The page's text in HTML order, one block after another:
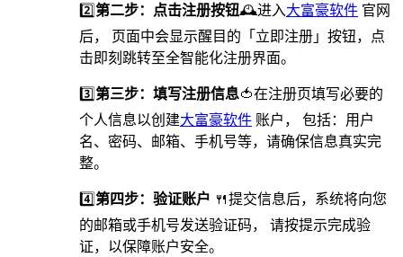
2️⃣第二步：点击注册按钮🕰进入大富豪软件 官网
后， 页面中会显示醒目的「立即注册」按钮，点
击即刻跳转至全智能化注册界面。
3️⃣第三步：填写注册信息🍅在注册页填写必要的
个人信息以创建大富豪软件 账户， 包括：用户
名、密码、邮箱、手机号等，请确保信息真实完
整。
4️⃣第四步：验证账户 🍴提交信息后，系统将向您
的邮箱或手机号发送验证码， 请按提示完成验
证，以保障账户安全。